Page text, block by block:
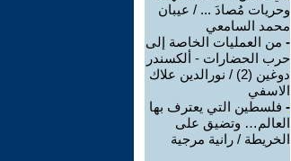
وحريات مُصادَ ... / عيبان
محمد السامعي
- من العمليات الخاصة إلى
حرب الحضارات - ألكسندر
دوغين (2) / نورالدين علاك
الاسفي
- فلسطين التي يعترف بها
العالم… وتضيق على
الخريطة / رانية مرجية